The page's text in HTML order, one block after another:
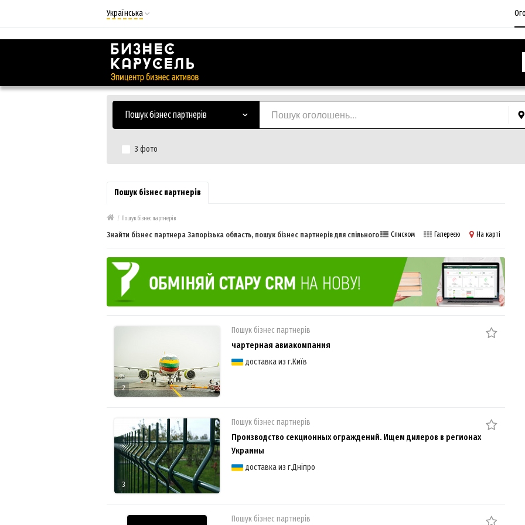
Українська
Русский
Українська
Пошук бізнес партнерів
З фото
Пошук бізнес партнерів
/ Пошук бізнес партнерів
Знайти бізнес партнера Запорізька область, пошук бізнес партнерів для спільного бізнесу
Списком Галереєю На карті
2
Пошук бізнес партнерів
чартерная авиакомпания
доставка из г.Київ
3
Пошук бізнес партнерів
Производство секционных ограждений. Ищем дилеров в регионах
Украины
доставка из г.Дніпро
Пошук бізнес партнерів